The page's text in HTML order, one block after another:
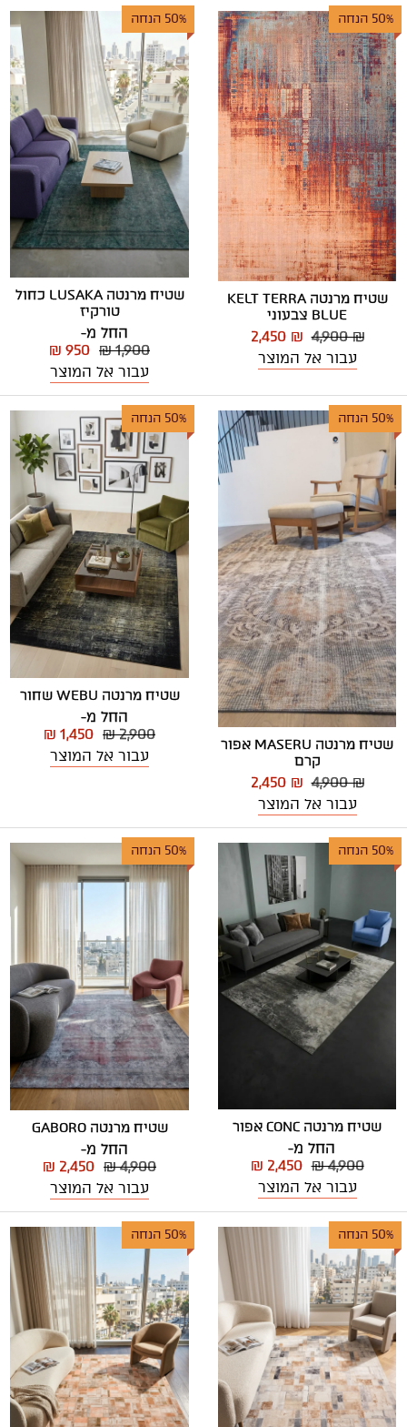
50% הנחה
שטיח מרנטה KELT TERRA
BLUE צבעוני
4,900 ₪
2,450 ₪
עבור אל המוצר
50% הנחה
שטיח מרנטה LUSAKA כחול
טורקיז
החל מ-
₪ 1,900
₪ 950
עבור אל המוצר
50% הנחה
שטיח מרנטה MASERU אפור
קרם
4,900 ₪
2,450 ₪
עבור אל המוצר
50% הנחה
שטיח מרנטה WEBU שחור
החל מ-
₪ 2,900
₪ 1,450
עבור אל המוצר
50% הנחה
שטיח מרנטה CONC אפור
החל מ-
₪ 4,900
₪ 2,450
עבור אל המוצר
50% הנחה
שטיח מרנטה GABORO
החל מ-
₪ 4,900
₪ 2,450
עבור אל המוצר
50% הנחה 50% הנחה